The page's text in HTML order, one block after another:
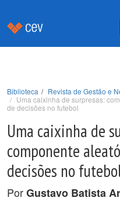
Biblioteca
Revista de Gestão e
Uma caixinha de surpresas:
de decisões no futebol
Uma caixinha de
componente
decisões no
PorGustavo Batista